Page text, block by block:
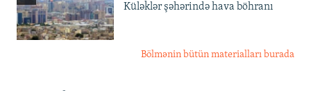
Küləklər şəhərində hava böhranı
Bölmənin bütün materialları burada